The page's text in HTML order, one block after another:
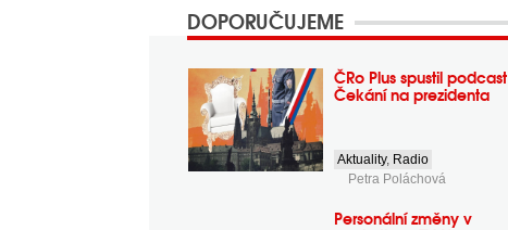
DOPORUČUJEME
ČRo Plus spustil podcast
Čekání na prezidenta
Aktuality, Radio
Petra Poláchová
Personální změny v